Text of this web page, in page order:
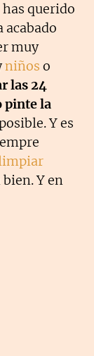
has querido
acabado
muy
niños o
las 24
pinte la
Y es
Y en